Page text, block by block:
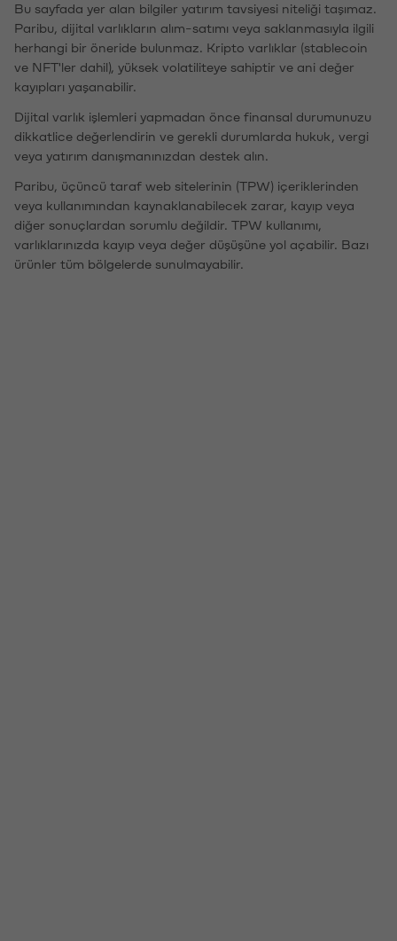
Bu sayfada yer alan bilgiler yatırım tavsiyesi niteliği taşımaz.
Paribu, dijital varlıkların alım-satımı veya saklanmasıyla ilgili
herhangi bir öneride bulunmaz. Kripto varlıklar (stablecoin
ve NFT'ler dahil), yüksek volatiliteye sahiptir ve ani değer
kayıpları yaşanabilir.
Dijital varlık işlemleri yapmadan önce finansal durumunuzu
dikkatlice değerlendirin ve gerekli durumlarda hukuk, vergi
veya yatırım danışmanınızdan destek alın.
Paribu, üçüncü taraf web sitelerinin (TPW) içeriklerinden
veya kullanımından kaynaklanabilecek zarar, kayıp veya
diğer sonuçlardan sorumlu değildir. TPW kullanımı,
varlıklarınızda kayıp veya değer düşüşüne yol açabilir. Bazı
ürünler tüm bölgelerde sunulmayabilir.